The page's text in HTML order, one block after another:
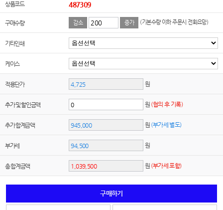
상품코드 487309
구매수량 감소 증가 (기본수량 이하 주문시 전화요망)
기타인쇄
케이스
적용단가 원
추가 및 할인금액 원 (협의 후 기록)
추가 합계금액 원 (부가세 별도)
부가세 원
총 합계금액 원 (부가세 포함)
구매하기